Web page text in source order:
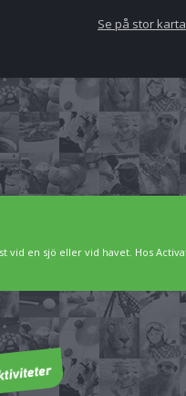
Se på stor karta
vid en sjö eller vid havet. Hos